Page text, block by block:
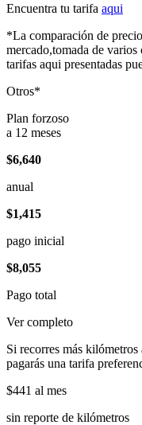
Encuentra tu tarifa aqui
*La comparación de
mercado,tomada de
tarifas aqui presentadas
Otros*
Plan forzoso
a 12 meses
$6,640
anual
$1,415
pago inicial
$8,055
Pago total
Ver completo
Si recorres más
pagarás una tarifa
$441 al mes
sin reporte de kilómetros